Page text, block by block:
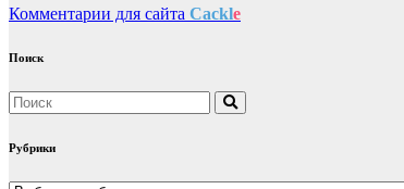
Комментарии для сайта Cackle
Поиск
Рубрики